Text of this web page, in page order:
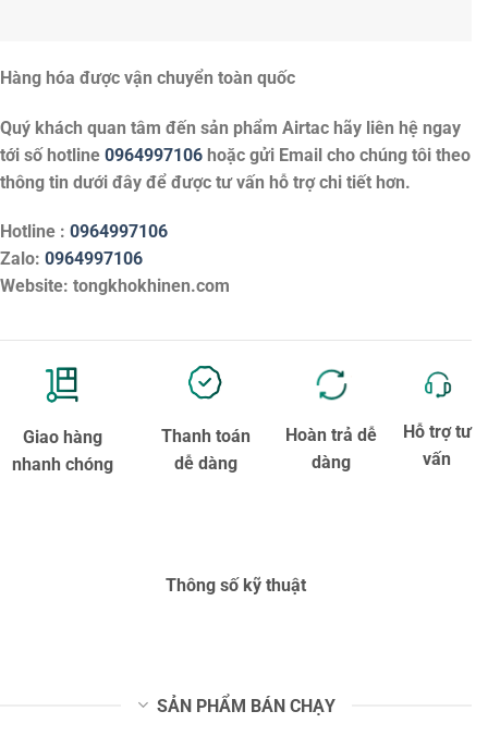
Hàng hóa được vận chuyển toàn quốc
Quý khách quan tâm đến sản phẩm Airtac hãy liên hệ ngay
tới số hotline 0964997106 hoặc gửi Email cho chúng tôi theo
thông tin dưới đây để được tư vấn hỗ trợ chi tiết hơn.
Hotline : 0964997106
Zalo: 0964997106
Website: tongkhokhinen.com
Giao hàng
nhanh chóng
Thanh toán
dễ dàng
Hoàn trả dễ
dàng
Hỗ trợ tư
vấn
Thông số kỹ thuật
SẢN PHẨM BÁN CHẠY